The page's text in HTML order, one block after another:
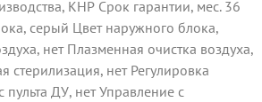
КНР Срок гарантии, мес. 36
серый Цвет наружного блока,
нет Плазменная очистка воздуха,
стерилизация, нет Регулировка
ДУ, нет Управление c